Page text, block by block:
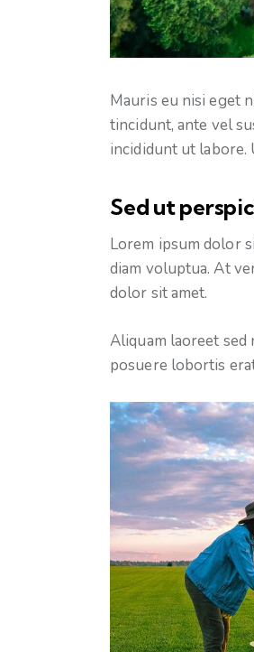
Mauris eu nisi eget
tincidunt, ante vel
incididunt ut labore.
Sed ut
Lorem ipsum dolor
diam voluptua. At
dolor sit amet.
Aliquam laoreet sed
posuere lobortis